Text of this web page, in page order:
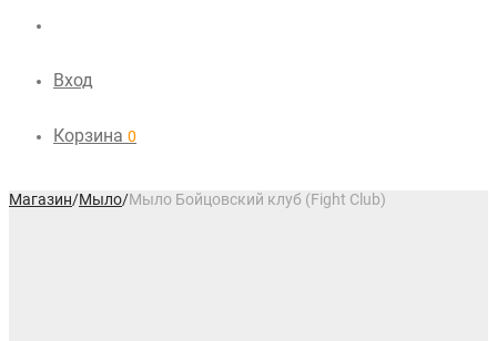
Вход
Корзина 0
Магазин/Мыло/Мыло Бойцовский клуб (Fight Club)